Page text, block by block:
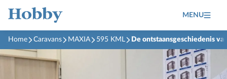
MENU
Home Caravans MAXIA 595 KML De ontstaansgeschiedenis